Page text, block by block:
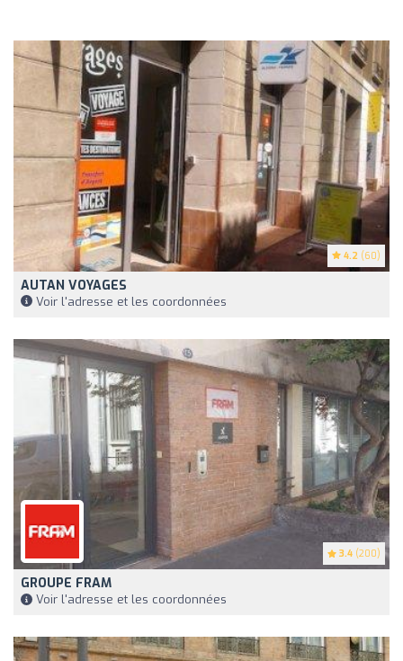
4.2 (60)
AUTAN VOYAGES
Voir l'adresse et les coordonnées
3.4 (200)
GROUPE FRAM
Voir l'adresse et les coordonnées